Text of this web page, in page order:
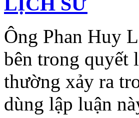
Ông Phan Huy
bên trong quyết
thường xảy ra
dùng lập luận